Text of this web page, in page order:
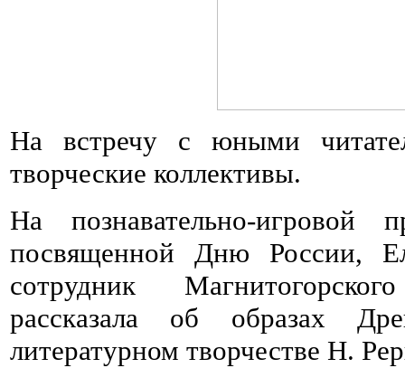
На встречу с юными
творческие коллективы.
На познавательно-
посвященной Дню России,
сотрудник
рассказала об образах
литературном творчестве Н.